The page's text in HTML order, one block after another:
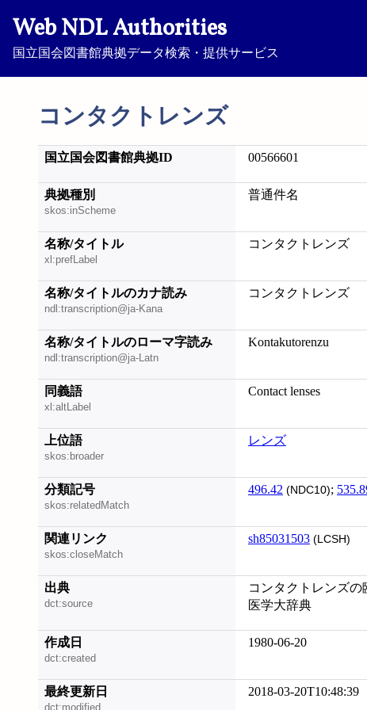
Web NDL Authorities
国立国会図書館典拠データ検索・提供サービス
コンタクトレンズ
国立国会図書館典拠ID 00566601
典拠種別
skos:inScheme
普通件名
名称/タイトル
xl:prefLabel
コンタクトレンズ
名称/タイトルのカナ読み
ndl:transcription@ja-Kana
コンタクトレンズ
名称/タイトルのローマ字読み
ndl:transcription@ja-Latn
Kontakutorenzu
同義語
xl:altLabel
Contact lenses
上位語
skos:broader
レンズ
分類記号
skos:relatedMatch
496.42 (NDC10);
関連リンク
skos:closeMatch
sh85031503 (LCSH)
出典
dct:source
コンタクトレンズ
医学大辞典
作成日
dct:created
1980-06-20
最終更新日
dct:modified
2018-03-20T10:48:39